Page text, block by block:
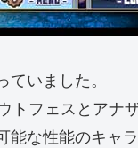
いました。
トフェスとアナ
な性能のキャ